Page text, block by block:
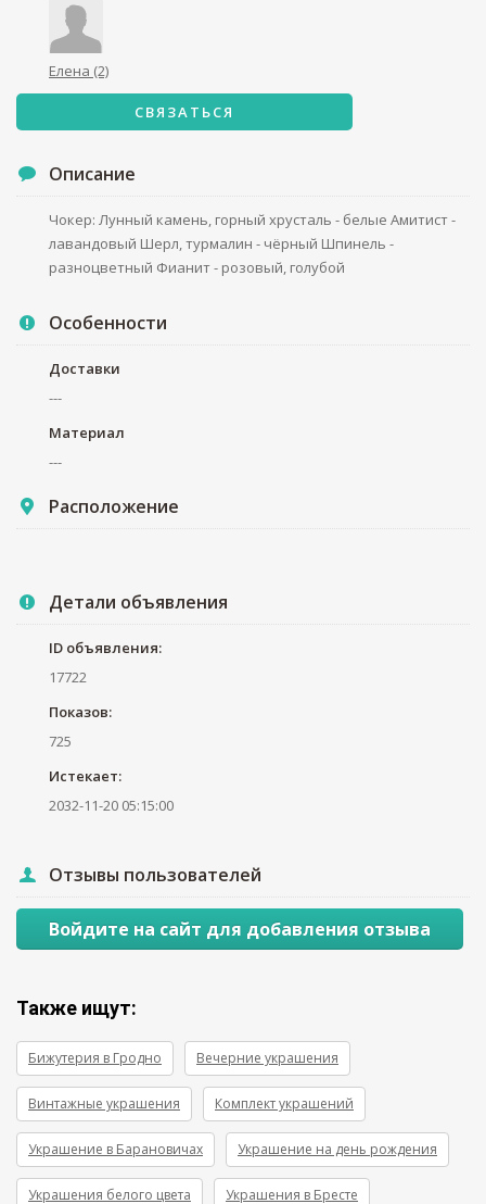
Елена (2)
СВЯЗАТЬСЯ
Описание
Чокер: Лунный камень, горный хрусталь - белые Амитист -
лавандовый Шерл, турмалин - чёрный Шпинель -
разноцветный Фианит - розовый, голубой
Особенности
Доставки
---
Материал
---
Расположение
Детали объявления
ID объявления:
17722
Показов:
725
Истекает:
2032-11-20 05:15:00
Отзывы пользователей
Войдите на сайт для добавления отзыва
Также ищут:
Бижутерия в Гродно Вечерние украшения
Винтажные украшения Комплект украшений
Украшение в Барановичах Украшение на день рождения
Украшения белого цвета Украшения в Бресте